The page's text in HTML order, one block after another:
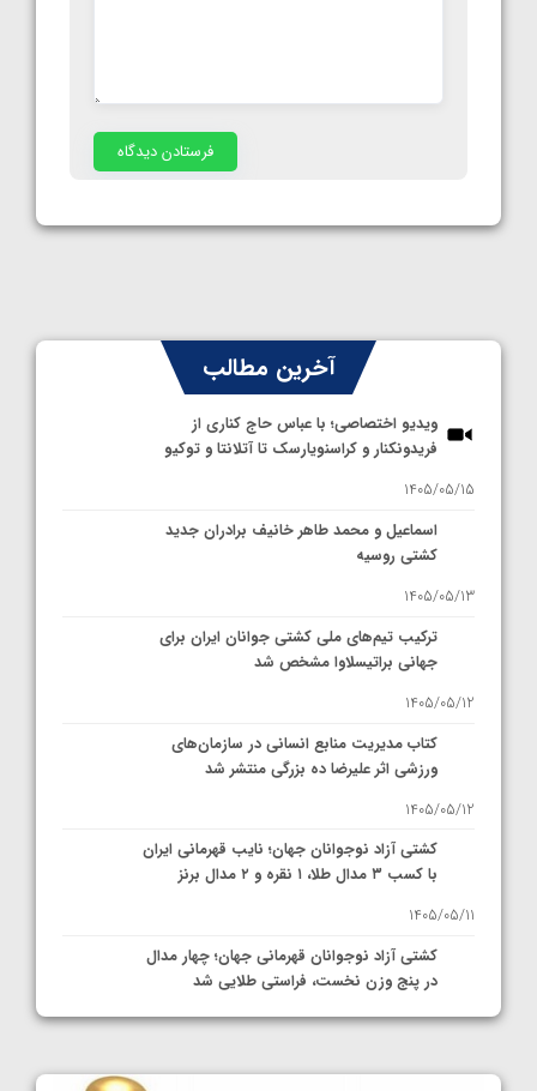
آخرین مطالب
ویدیو اختصاصی؛ با عباس حاج کناری از
فریدونکنار و کراسنویارسک تا آتلانتا و توکیو
1405/05/15
اسماعیل و محمد طاهر خانیف برادران جدید
کشتی روسیه
1405/05/13
ترکیب تیم‌های ملی کشتی جوانان ایران برای
جهانی براتیسلاوا مشخص شد
1405/05/12
کتاب مدیریت منابع انسانی در سازمان‌های
ورزشی اثر علیرضا ده بزرگی منتشر شد
1405/05/12
کشتی آزاد نوجوانان جهان؛ نایب قهرمانی ایران
با کسب ۳ مدال طلا، ۱ نقره و ۲ مدال برنز
1405/05/11
کشتی آزاد نوجوانان قهرمانی جهان؛ چهار مدال
در پنج وزن نخست، فراستی طلایی شد
1405/05/11